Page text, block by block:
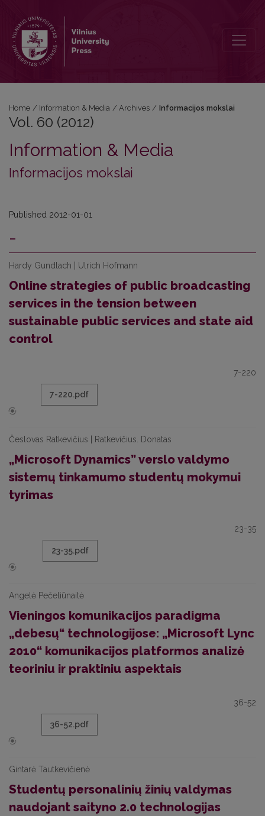
Home / Information & Media / Archives / Informacijos mokslai
Vol. 60 (2012)
Information & Media
Informacijos mokslai
Published 2012-01-01
-
Hardy Gundlach | Ulrich Hofmann
Online strategies of public broadcasting
services in the tension between
sustainable public services and state aid
control
7-220
7-220.pdf
Česlovas Ratkevičius | Ratkevičius. Donatas
„Microsoft Dynamics” verslo valdymo
sistemų tinkamumo studentų mokymui
tyrimas
23-35
23-35.pdf
Angelė Pečeliūnaitė
Vieningos komunikacijos paradigma
„debesų“ technologijose: „Microsoft Lync
2010“ komunikacijos platformos analizė
teoriniu ir praktiniu aspektais
36-52
36-52.pdf
Gintarė Tautkevičienė
Studentų personalinių žinių valdymas
naudojant saityno 2.0 technologijas